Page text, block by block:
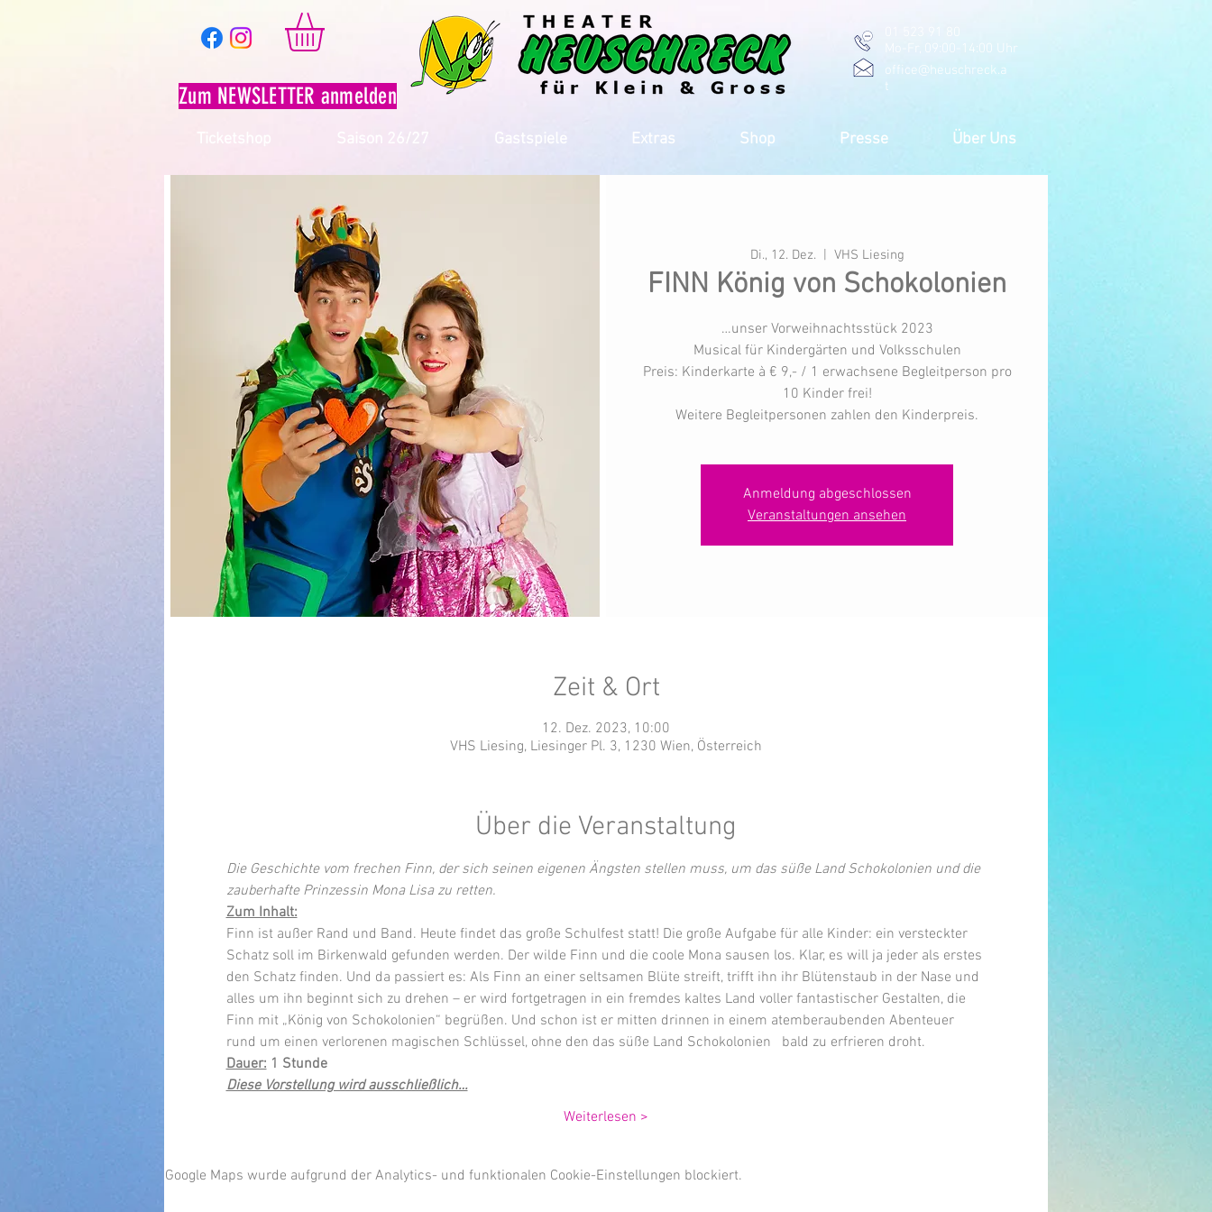
Zum NEWSLETTER anmelden
Mo-Fr, 09:00-14:00 Uhr
office@heuschreck.a
t
Ticketshop Saison 26/27 Gastspiele Extras Shop Presse Über Uns
Di., 12. Dez. VHS Liesing
FINN König von Schokolonien
…unser Vorweihnachtsstück 2023
Musical für Kindergärten und Volksschulen
Preis: Kinderkarte à € 9,- / 1 erwachsene Begleitperson pro
10 Kinder frei!
Weitere Begleitpersonen zahlen den Kinderpreis.
Anmeldung abgeschlossen
Veranstaltungen ansehen
Zeit & Ort
12. Dez. 2023, 10:00
VHS Liesing, Liesinger Pl. 3, 1230 Wien, Österreich
Über die Veranstaltung
Die Geschichte vom frechen Finn, der sich seinen eigenen Ängsten stellen muss, um das süße Land Schokolonien und die
zauberhafte Prinzessin Mona Lisa zu retten.
Zum Inhalt:
Finn ist außer Rand und Band. Heute findet das große Schulfest statt! Die große Aufgabe für alle Kinder: ein versteckter
Schatz soll im Birkenwald gefunden werden. Der wilde Finn und die coole Mona sausen los. Klar, es will ja jeder als erstes
den Schatz finden. Und da passiert es: Als Finn an einer seltsamen Blüte streift, trifft ihn ihr Blütenstaub in der Nase und
alles um ihn beginnt sich zu drehen – er wird fortgetragen in ein fremdes kaltes Land voller fantastischer Gestalten, die
Finn mit „König von Schokolonien“ begrüßen. Und schon ist er mitten drinnen in einem atemberaubenden Abenteuer
rund um einen verlorenen magischen Schlüssel, ohne den das süße Land Schokolonien   bald zu erfrieren droht.
Dauer: 1 Stunde
Diese Vorstellung wird ausschließlich…
Weiterlesen >
Google Maps wurde aufgrund der Analytics- und funktionalen Cookie-Einstellungen blockiert.